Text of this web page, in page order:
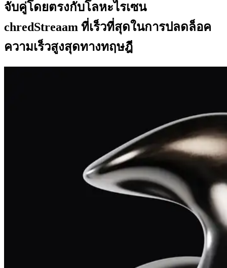
จับคู่โดยตรงกับโลหะไรเซน
chredStreaam ที่เร็วที่สุดในการปลดล็อค
ความเร็วสูงสุดทางทฤษฎี